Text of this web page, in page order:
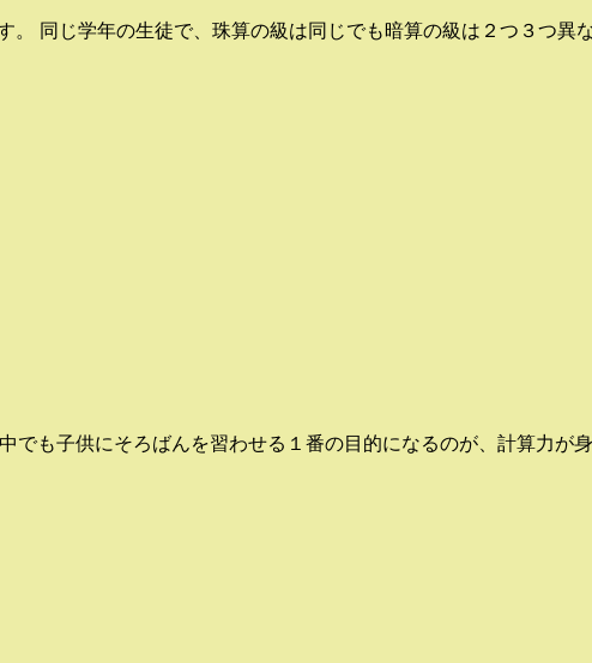
同じ学年の生徒で、珠算の級は同じでも暗算の級は２つ３つ異
も子供にそろばんを習わせる１番の目的になるのが、計算力が